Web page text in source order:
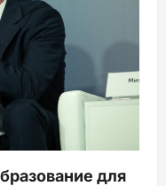
для